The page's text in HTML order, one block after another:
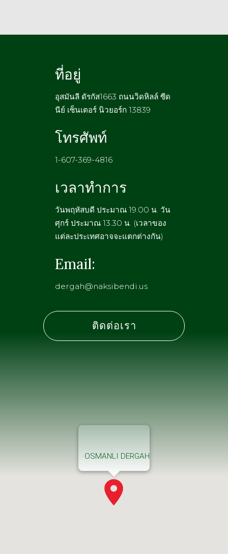
OSMANLI DERGAH
ที่อยู่
อุสมันลี ดัรกัส1663 ถนนวิดหิลล์ ซีด
นีย์ เซ็นเตอร์ นิวยอร์ก 13839
โทรศัพท์
1-607-369-4816
เวลาทำการ
วันพฤหัสบดี ประมาณ 19.00 น. วัน
ศุกร์ ประมาณ 13.30 น. (เวลาของ
แต่ละประเทศอาจจะแตกต่างกัน)
Email:
dergah@naksibendi.us
ติดต่อเรา